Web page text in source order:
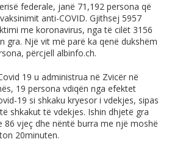
federale, janë 71,192 persona që
anti-COVID. Gjithsej 5957
me koronavirus, nga të cilët 3156
gra. Një vit më parë ka qenë dukshëm
përcjell albinfo.ch.
19 u administrua në Zvicër në
19 persona vdiqën nga efektet
19 si shkaku kryesor i vdekjes, sipas
shkakut të vdekjes. Ishin dhjetë gra
vjeç dhe nëntë burra me një moshë
20minuten.